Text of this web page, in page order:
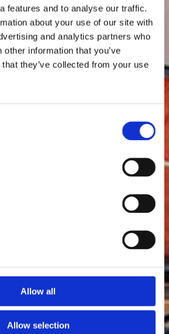
features and to analyse our traffic.
about your use of our site with
and analytics partners who
information that you’ve
they’ve collected from your use
Allow all
Allow selection